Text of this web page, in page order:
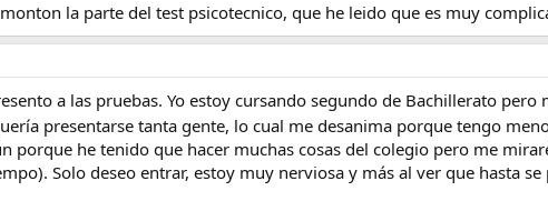
la parte del test psicotecnico, que he leido que es muy
a las pruebas. Yo estoy cursando segundo de Bachillerato pero
presentarse tanta gente, lo cual me desanima porque tengo
porque he tenido que hacer muchas cosas del colegio pero me
Solo deseo entrar, estoy muy nerviosa y más al ver que hasta